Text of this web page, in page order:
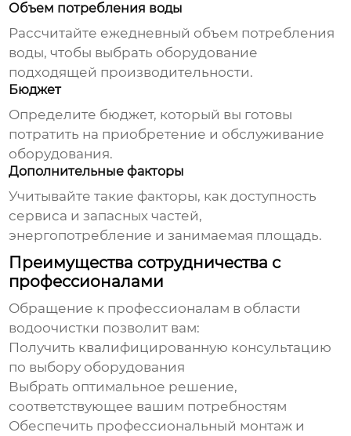
Объем потребления воды
Рассчитайте ежедневный объем потребления
воды, чтобы выбрать оборудование
подходящей производительности.
Бюджет
Определите бюджет, который вы готовы
потратить на приобретение и обслуживание
оборудования.
Дополнительные факторы
Учитывайте такие факторы, как доступность
сервиса и запасных частей,
энергопотребление и занимаемая площадь.
Преимущества сотрудничества с
профессионалами
Обращение к профессионалам в области
водоочистки позволит вам:
Получить квалифицированную консультацию
по выбору оборудования
Выбрать оптимальное решение,
соответствующее вашим потребностям
Обеспечить профессиональный монтаж и